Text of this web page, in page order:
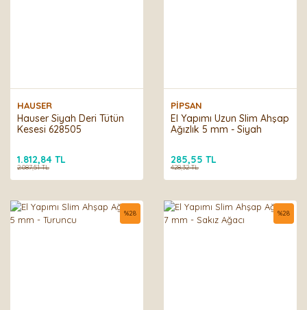
HAUSER
Hauser Siyah Deri Tütün
Kesesi 628505
1.812,84 TL
2.087,51 TL
PİPSAN
El Yapımı Uzun Slim Ahşap
Ağızlık 5 mm - Siyah
285,55 TL
428,32 TL
%28 %28